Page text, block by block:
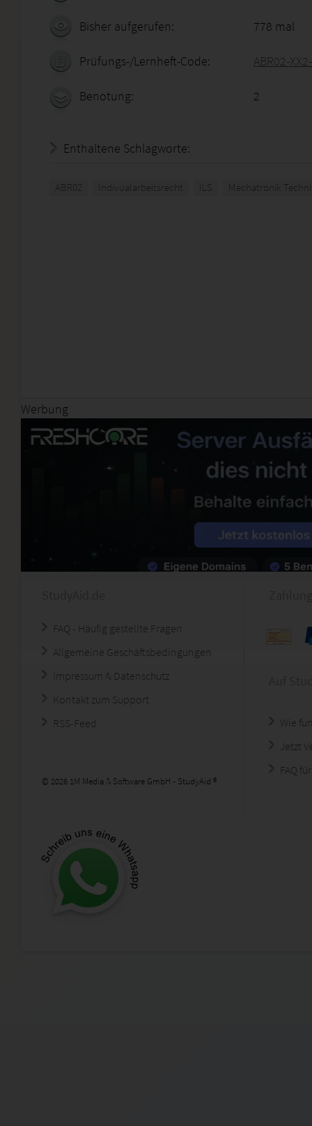
Bisher aufgerufen: 778 mal
Prüfungs-/Lernheft-Code: ABR02-
Benotung: 2
Enthaltene Schlagworte:
ABR02 Indivualarbeitsrecht ILS Mechatronik
Werbung
FAQ - Häufig gestellte Fragen
Allgemeine Geschäftsbedingungen
Impressum & Datenschutz
Kontakt zum Support
RSS-Feed
© 2026 1M Media & Software GmbH - StudyAid ®
Wie
Jetzt
FAQ